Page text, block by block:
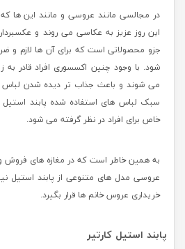
در مجالسی مانند عروسی و مانند این ها که
این روز عزیز به عکاسی می روند و
جزو محصولاتی است که برای آن ها لازم و
شود. با وجود چنین اکسسوری افراد قادر
می شوند و باعث جذاب تر دیده شدن
سبک لباس های استفاده شده پابند
خاص برای افراد در نظر گرفته می شود.
به همین خاطر است که در مغازه های فروش
عروسی مدل های متنوعی از پابند استیل
خریداری عروس خانم ها قرار بگیرد.
پابند استیل کارتیر